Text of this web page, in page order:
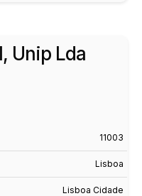
Unip Lda
11003
Lisboa
Lisboa Cidade